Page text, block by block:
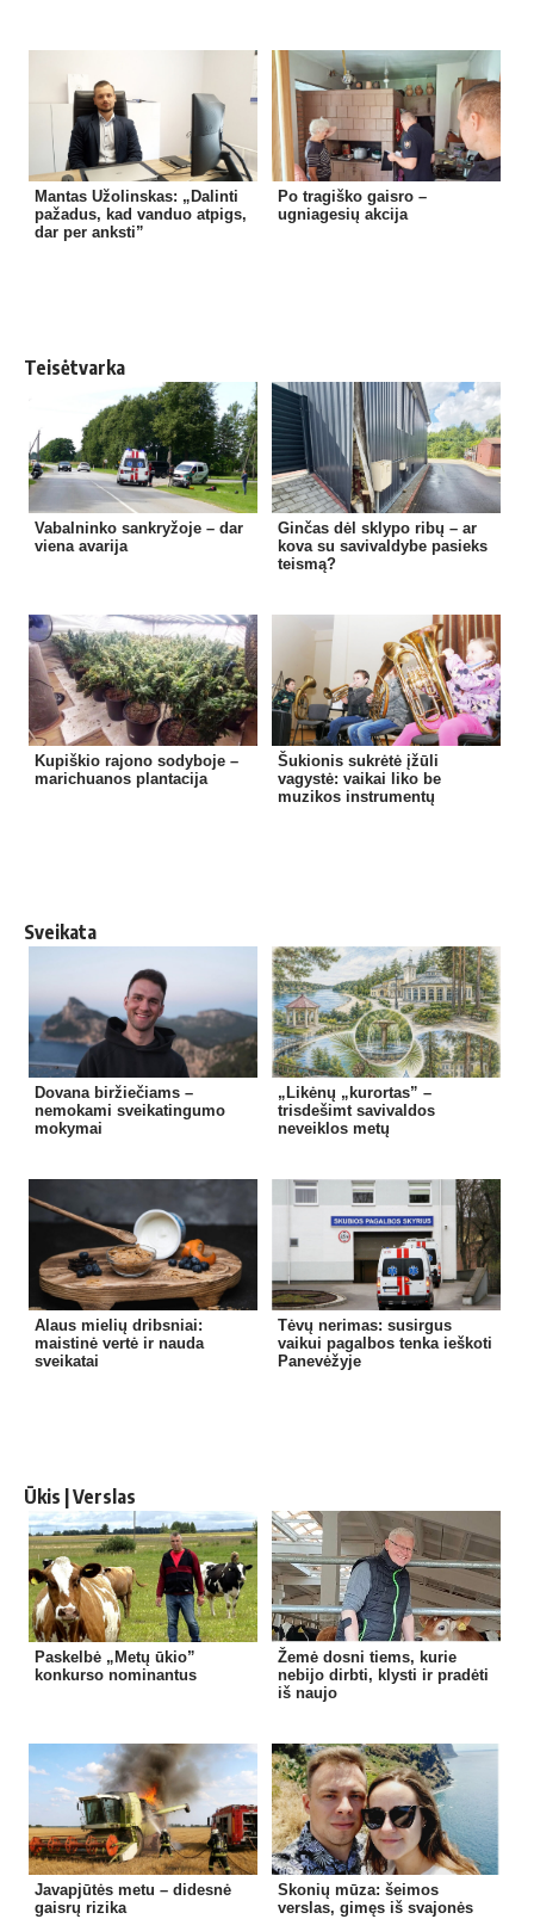
Mantas Užolinskas: „Dalinti
pažadus, kad vanduo atpigs,
dar per anksti”
Po tragiško gaisro –
ugniagesių akcija
Teisėtvarka
Vabalninko sankryžoje – dar
viena avarija
Ginčas dėl sklypo ribų – ar
kova su savivaldybe pasieks
teismą?
Kupiškio rajono sodyboje –
marichuanos plantacija
Šukionis sukrėtė įžūli
vagystė: vaikai liko be
muzikos instrumentų
Sveikata
Dovana biržiečiams –
nemokami sveikatingumo
mokymai
„Likėnų „kurortas” –
trisdešimt savivaldos
neveiklos metų
Alaus mielių dribsniai:
maistinė vertė ir nauda
sveikatai
Tėvų nerimas: susirgus
vaikui pagalbos tenka ieškoti
Panevėžyje
Ūkis | Verslas
Paskelbė „Metų ūkio”
konkurso nominantus
Žemė dosni tiems, kurie
nebijo dirbti, klysti ir pradėti
iš naujo
Javapjūtės metu – didesnė
gaisrų rizika
Skonių mūza: šeimos
verslas, gimęs iš svajonės